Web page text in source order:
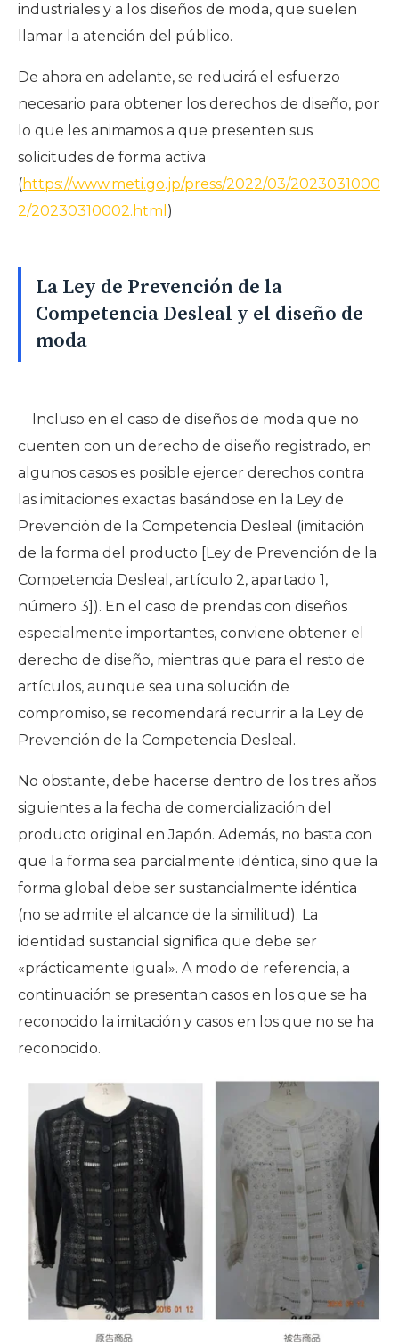
industriales y a los diseños de moda, que suelen
llamar la atención del público.
De ahora en adelante, se reducirá el esfuerzo
necesario para obtener los derechos de diseño, por
lo que les animamos a que presenten sus
solicitudes de forma activa
(https://www.meti.go.jp/press/2022/03/2023031000
2/20230310002.html )
La Ley de Prevención de la
Competencia Desleal y el diseño de
moda
Incluso en el caso de diseños de moda que no
cuenten con un derecho de diseño registrado, en
algunos casos es posible ejercer derechos contra
las imitaciones exactas basándose en la Ley de
Prevención de la Competencia Desleal (imitación
de la forma del producto [Ley de Prevención de la
Competencia Desleal, artículo 2, apartado 1,
número 3]). En el caso de prendas con diseños
especialmente importantes, conviene obtener el
derecho de diseño, mientras que para el resto de
artículos, aunque sea una solución de
compromiso, se recomendará recurrir a la Ley de
Prevención de la Competencia Desleal.
No obstante, debe hacerse dentro de los tres años
siguientes a la fecha de comercialización del
producto original en Japón. Además, no basta con
que la forma sea parcialmente idéntica, sino que la
forma global debe ser sustancialmente idéntica
(no se admite el alcance de la similitud). La
identidad sustancial significa que debe ser
«prácticamente igual». A modo de referencia, a
continuación se presentan casos en los que se ha
reconocido la imitación y casos en los que no se ha
reconocido.